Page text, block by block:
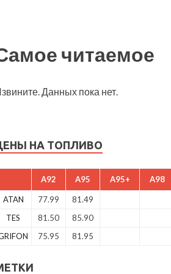
читаемое
Данных пока нет.
НА ТОПЛИВО
A92 A95 A95+ A98
ATAN 77.99 81.49
TES
81.50 85.90
75.95 81.95